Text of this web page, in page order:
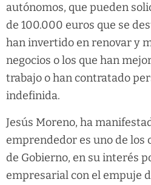
autónomos, que pueden
de 100.000 euros que se
han invertido en renovar y
negocios o los que han
trabajo o han contratado
indefinida.
Jesús Moreno, ha
emprendedor es uno de los
de Gobierno, en su interés
empresarial con el empuje